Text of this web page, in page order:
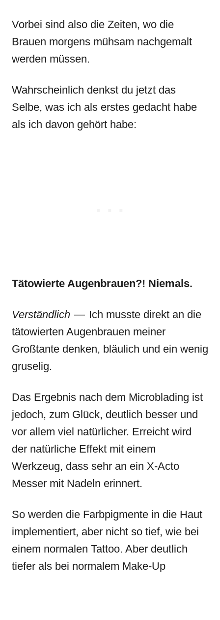
Vorbei sind also die Zeiten, wo die
Brauen morgens mühsam nachgemalt
werden müssen.
Wahrscheinlich denkst du jetzt das
Selbe, was ich als erstes gedacht habe
als ich davon gehört habe:
Tätowierte Augenbrauen?! Niemals.
Verständlich — Ich musste direkt an die
tätowierten Augenbrauen meiner
Großtante denken, bläulich und ein wenig
gruselig.
Das Ergebnis nach dem Microblading ist
jedoch, zum Glück, deutlich besser und
vor allem viel natürlicher. Erreicht wird
der natürliche Effekt mit einem
Werkzeug, dass sehr an ein X-Acto
Messer mit Nadeln erinnert.
So werden die Farbpigmente in die Haut
implementiert, aber nicht so tief, wie bei
einem normalen Tattoo. Aber deutlich
tiefer als bei normalem Make-Up